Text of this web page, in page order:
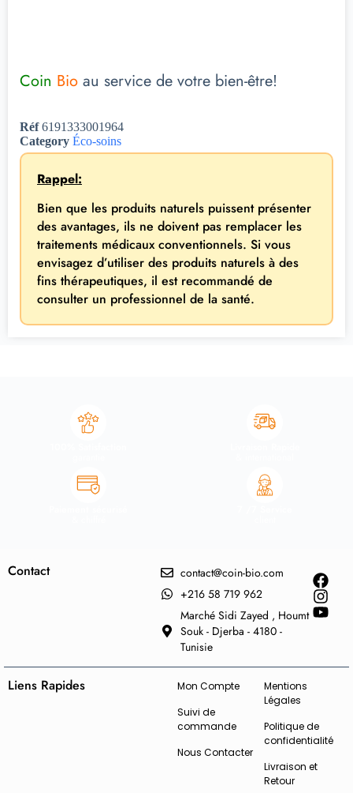
Coin Bio au service de votre bien-être!
Réf6191333001964
Category Éco-soins
Rappel:
Bien que les produits naturels puissent présenter
des avantages, ils ne doivent pas remplacer les
traitements médicaux conventionnels. Si vous
envisagez d’utiliser des produits naturels à des
fins thérapeutiques, il est recommandé de
consulter un professionnel de la santé.
Contact
contact@coin-bio.com
+216 58 719 962
Marché Sidi Zayed , Houmt
Souk - Djerba - 4180 -
Tunisie
Liens Rapides
Mon Compte
Suivi de
commande
Nous Contacter
Mentions
Légales
Politique de
confidentialité
Livraison et
Retour